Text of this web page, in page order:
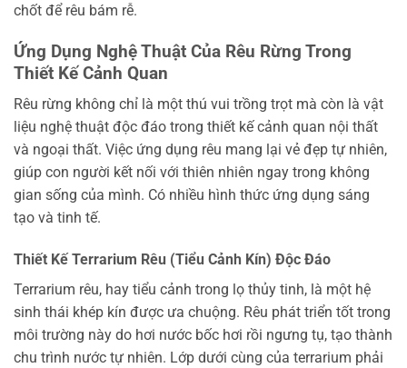
chốt để rêu bám rễ.
Ứng Dụng Nghệ Thuật Của Rêu Rừng Trong
Thiết Kế Cảnh Quan
Rêu rừng không chỉ là một thú vui trồng trọt mà còn là vật
liệu nghệ thuật độc đáo trong thiết kế cảnh quan nội thất
và ngoại thất. Việc ứng dụng rêu mang lại vẻ đẹp tự nhiên,
giúp con người kết nối với thiên nhiên ngay trong không
gian sống của mình. Có nhiều hình thức ứng dụng sáng
tạo và tinh tế.
Thiết Kế Terrarium Rêu (Tiểu Cảnh Kín) Độc Đáo
Terrarium rêu, hay tiểu cảnh trong lọ thủy tinh, là một hệ
sinh thái khép kín được ưa chuộng. Rêu phát triển tốt trong
môi trường này do hơi nước bốc hơi rồi ngưng tụ, tạo thành
chu trình nước tự nhiên. Lớp dưới cùng của terrarium phải